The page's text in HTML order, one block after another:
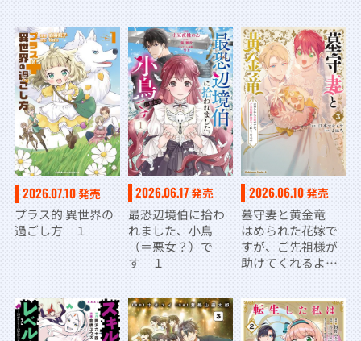
役達による犯罪を
未然に防いでスロ
ーライフを目指
す 2
話で手いっぱいな
ので、王子様との
恋愛はまた今度！
2026.07.10発売
プラス的 異世界の
過ごし方 １
2026.06.17発売
最恐辺境伯に拾わ
れました、小鳥
（＝悪女？）で
す １
2026.06.10発売
墓守妻と黄金竜
はめられた花嫁で
すが、ご先祖様が
助けてくれるよう